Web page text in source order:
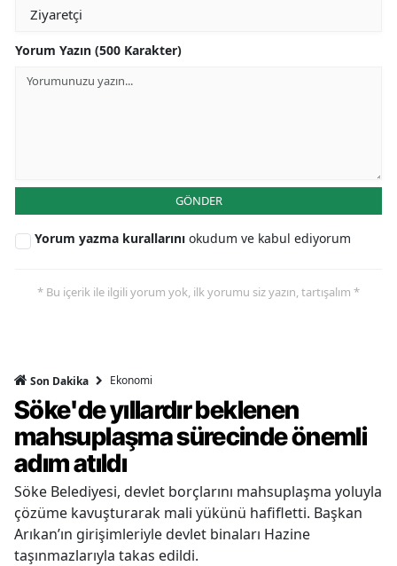
Yorum Yazın (500 Karakter)
GÖNDER
Yorum yazma kurallarını okudum ve kabul ediyorum
* Bu içerik ile ilgili yorum yok, ilk yorumu siz yazın, tartışalım *
Son Dakika Ekonomi
Söke'de yıllardır beklenen
mahsuplaşma sürecinde önemli
adım atıldı
Söke Belediyesi, devlet borçlarını mahsuplaşma yoluyla
çözüme kavuşturarak mali yükünü hafifletti. Başkan
Arıkan’ın girişimleriyle devlet binaları Hazine
taşınmazlarıyla takas edildi.